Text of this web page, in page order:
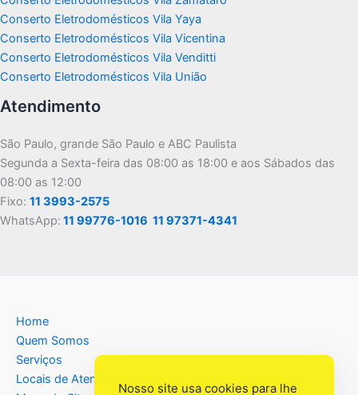
Conserto Eletrodomésticos Vila Yaya
Conserto Eletrodomésticos Vila Vicentina
Conserto Eletrodomésticos Vila Venditti
Conserto Eletrodomésticos Vila União
Atendimento
São Paulo, grande São Paulo e ABC Paulista
Segunda a Sexta-feira das 08:00 as 18:00 e aos Sábados das
08:00 as 12:00
Fixo: 11 3993-2575
WhatsApp: 11 99776-1016 11 97371-4341
Home
Quem Somos
Serviços
Locais de Atendimento
Nosso site usa cookies para lhe